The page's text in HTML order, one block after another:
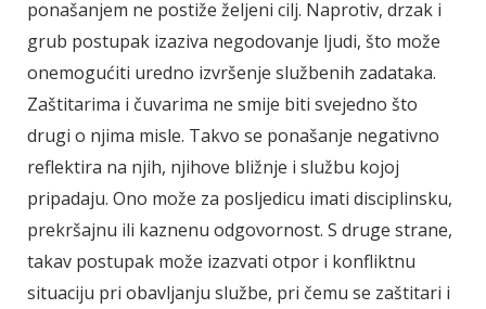
ponašanjem ne postiže željeni cilj. Naprotiv, drzak i
grub postupak izaziva negodovanje ljudi, što može
onemogućiti uredno izvršenje službenih zadataka.
Zaštitarima i čuvarima ne smije biti svejedno što
drugi o njima misle. Takvo se ponašanje negativno
reflektira na njih, njihove bližnje i službu kojoj
pripadaju. Ono može za posljedicu imati disciplinsku,
prekršajnu ili kaznenu odgovornost. S druge strane,
takav postupak može izazvati otpor i konfliktnu
situaciju pri obavljanju službe, pri čemu se zaštitari i